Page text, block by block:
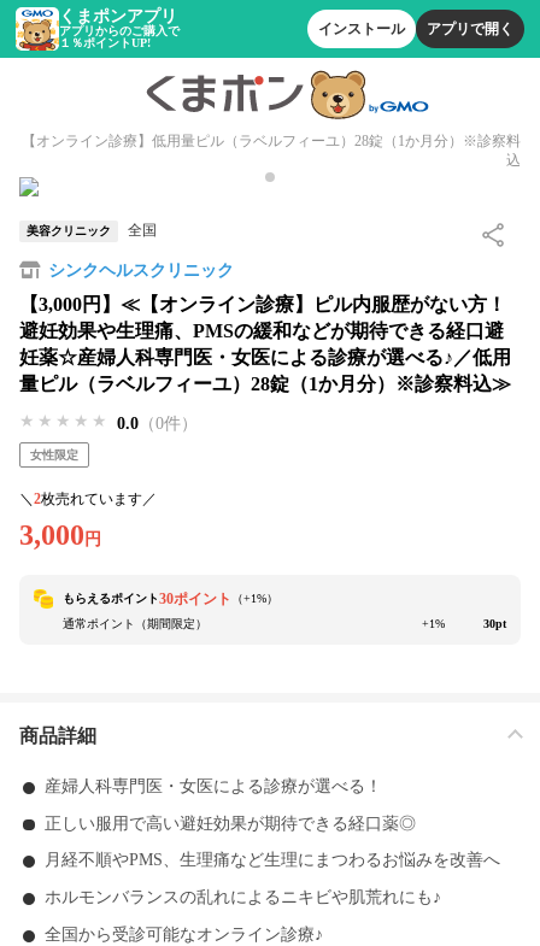
くまポンアプリ
アプリからのご購入で
１％ポイントUP!
インストール アプリで開く
【オンライン診療】低用量ピル（ラベルフィーユ）28錠（1か月分）※診察料
込
美容クリニック 全国
シンクヘルスクリニック
【3,000円】≪【オンライン診療】ピル内服歴がない方！
避妊効果や生理痛、PMSの緩和などが期待できる経口避
妊薬☆産婦人科専門医・女医による診療が選べる♪／低用
量ピル（ラベルフィーユ）28錠（1か月分）※診察料込≫
★★★★★
★★★★★
★★★★★ 0.0 （0件）
女性限定
＼ 2枚売れています／
3,000 円
もらえるポイント30ポイント （+1%）
通常ポイント（期間限定）
+1% 30pt
商品詳細
産婦人科専門医・女医による診療が選べる！
正しい服用で高い避妊効果が期待できる経口薬◎
月経不順やPMS、生理痛など生理にまつわるお悩みを改善へ
ホルモンバランスの乱れによるニキビや肌荒れにも♪
全国から受診可能なオンライン診療♪